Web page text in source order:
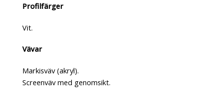
Profilfärger
Vit.
Vävar
Markisväv (akryl).
Screenväv med genomsikt.